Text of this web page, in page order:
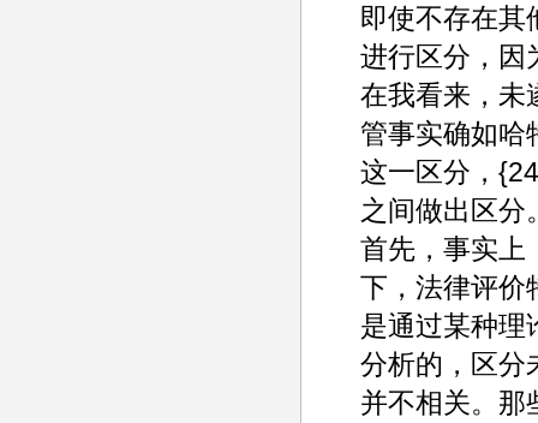
即使不存在其
进行区分，因
在我看来，未
管事实确如哈
这一区分，
之间做出区分
首先，事实上
下，法律评价
是通过某种理
分析的，区分
并不相关。那